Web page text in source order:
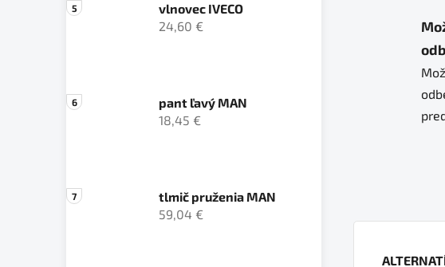
vlnovec IVECO
24,60 €
pant ľavý MAN
18,45 €
tlmič pruženia MAN
59,04 €